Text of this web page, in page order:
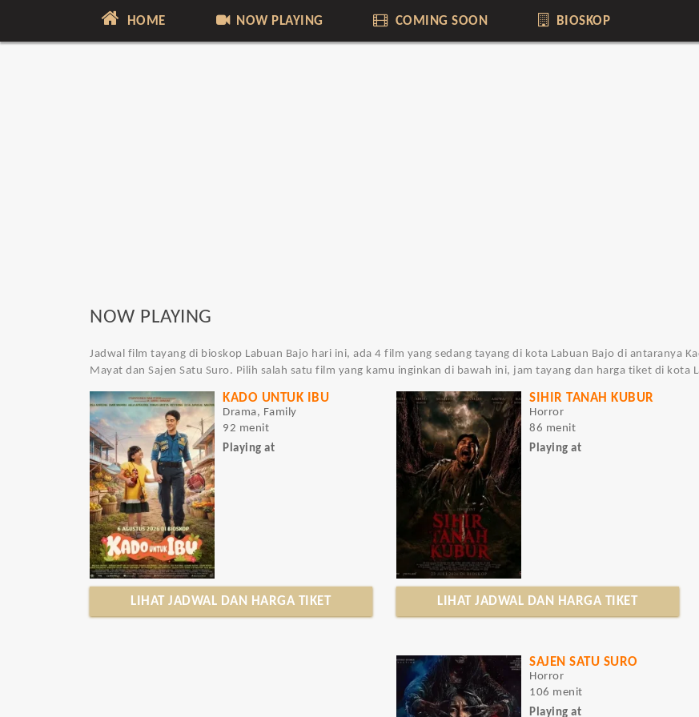
HOME NOW PLAYING COMING SOON BIOSKOP
NOW PLAYING
Jadwal film tayang di bioskop Labuan Bajo hari ini, ada 4 film yang sedang tayang di kota Labuan Bajo di antaranya
Mayat dan Sajen Satu Suro. Pilih salah satu film yang kamu inginkan di bawah ini, jam tayang dan harga tiket di kota
KADO UNTUK IBU
Drama, Family
92 menit
Playing at
LIHAT JADWAL DAN HARGA TIKET
SIHIR TANAH KUBUR
Horror
86 menit
Playing at
LIHAT JADWAL DAN HARGA TIKET
SAJEN SATU SURO
Horror
106 menit
Playing at